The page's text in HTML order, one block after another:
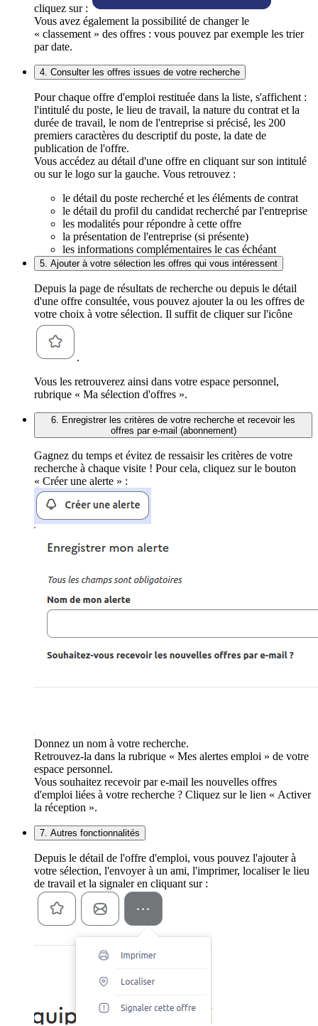
cliquez sur :
Vous avez également la possibilité de changer le
« classement » des offres : vous pouvez par exemple les trier
par date.
4. Consulter les offres issues de votre recherche
Pour chaque offre d'emploi restituée dans la liste, s'affichent :
l'intitulé du poste, le lieu de travail, la nature du contrat et la
durée de travail, le nom de l'entreprise si précisé, les 200
premiers caractères du descriptif du poste, la date de
publication de l'offre.
Vous accédez au détail d'une offre en cliquant sur son intitulé
ou sur le logo sur la gauche. Vous retrouvez :
le détail du poste recherché et les éléments de contrat
le détail du profil du candidat recherché par l'entreprise
les modalités pour répondre à cette offre
la présentation de l'entreprise (si présente)
les informations complémentaires le cas échéant
5. Ajouter à votre sélection les offres qui vous intéressent
Depuis la page de résultats de recherche ou depuis le détail
d'une offre consultée, vous pouvez ajouter la ou les offres de
votre choix à votre sélection. Il suffit de cliquer sur l'icône
.
Vous les retrouverez ainsi dans votre espace personnel,
rubrique « Ma sélection d'offres ».
6. Enregistrer les critères de votre recherche et recevoir les
offres par e-mail (abonnement)
Gagnez du temps et évitez de ressaisir les critères de votre
recherche à chaque visite ! Pour cela, cliquez sur le bouton
« Créer une alerte » :
Donnez un nom à votre recherche.
Retrouvez-la dans la rubrique « Mes alertes emploi » de votre
espace personnel.
Vous souhaitez recevoir par e-mail les nouvelles offres
d'emploi liées à votre recherche ? Cliquez sur le lien « Activer
la réception ».
7. Autres fonctionnalités
Depuis le détail de l'offre d'emploi, vous pouvez l'ajouter à
votre sélection, l'envoyer à un ami, l'imprimer, localiser le lieu
de travail et la signaler en cliquant sur :